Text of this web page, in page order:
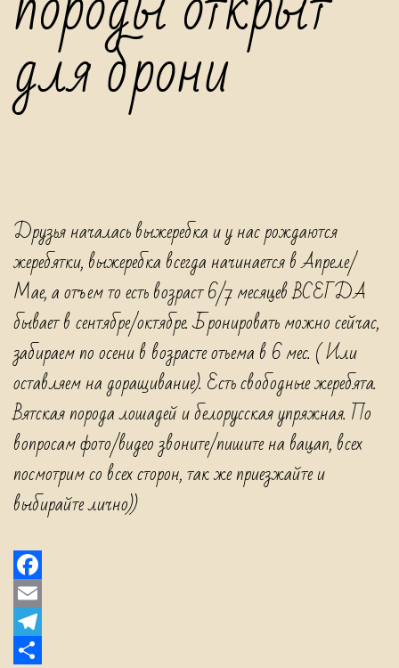
овчарки,
щенки
из
питомника,
туркменский
волкодав,
алабай,
среднеазиатская
овчарка,
central
asian
Shepherd
Dog,
рабочие
Алабая,
Алабай
питомник,
для брони
Друзья началась выжеребка и у нас рождаются
жеребятки, выжеребка всегда начинается в Апреле/
Мае, а отъем то есть возраст 6/7 месяцев ВСЕГДА
бывает в сентябре/октябре. Бронировать можно сейчас,
забираем по осени в возрасте отьема в 6 мес. ( Или
оставляем на доращивание). Есть свободные жеребята.
Вятская порода лошадей и белорусская упряжная. По
вопросам фото/видео звоните/пишите на вацап, всех
посмотрим со всех сторон, так же приезжайте и
выбирайте лично))
Facebook
Email
Telegram